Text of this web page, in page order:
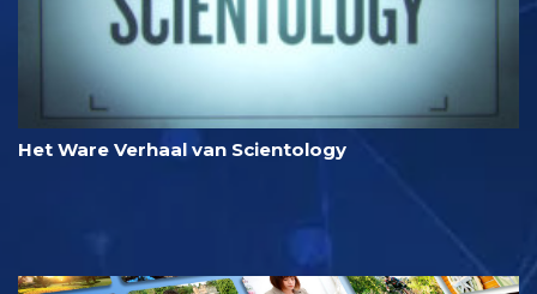
Het Ware Verhaal van Scientology